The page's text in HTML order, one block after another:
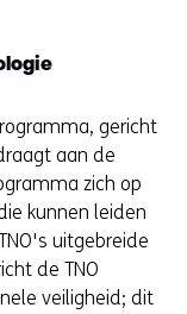
gericht
aan de
zich op
kunnen leiden
uitgebreide
de TNO
veiligheid; dit